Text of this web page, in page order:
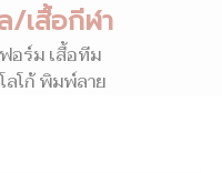
/เสื้อกีฬา
อร์ม เสื้อทีม
โก้ พิมพ์ลาย